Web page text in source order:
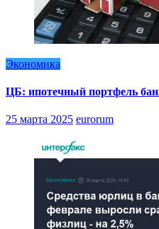
Экономика
ЦБ: ипотечный портфель
25 марта 2025 eurorum